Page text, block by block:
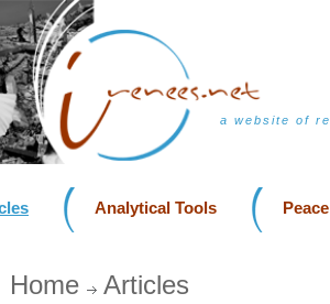
a website of
Analytical Tools
Home Articles